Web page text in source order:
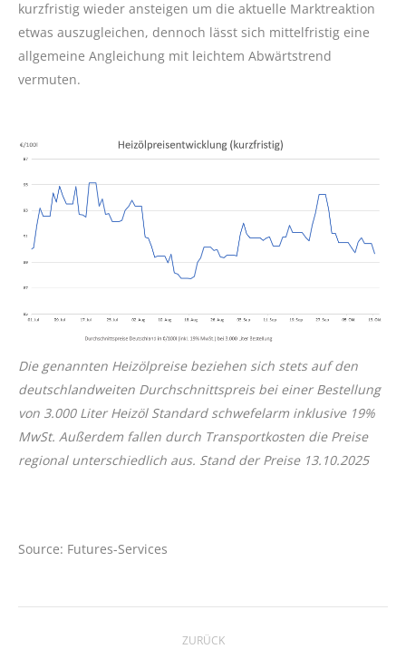
kurzfristig wieder ansteigen um die aktuelle Marktreaktion
etwas auszugleichen, dennoch lässt sich mittelfristig eine
allgemeine Angleichung mit leichtem Abwärtstrend
vermuten.
Die genannten Heizölpreise beziehen sich stets auf den
deutschlandweiten Durchschnittspreis bei einer Bestellung
von 3.000 Liter Heizöl Standard schwefelarm inklusive 19%
MwSt. Außerdem fallen durch Transportkosten die Preise
regional unterschiedlich aus. Stand der Preise 13.10.2025
Source: Futures-Services
Kommentarnavigation
ZURÜCK